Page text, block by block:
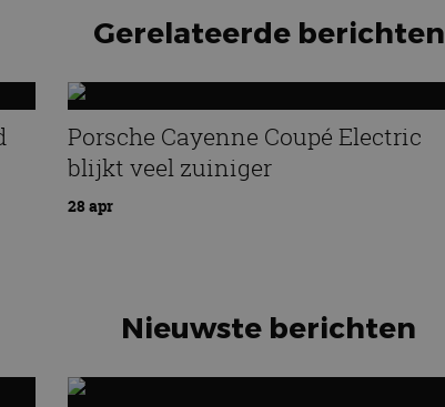
Gerelateerde berichten
Porsche Cayenne Coupé Electric
blijkt veel zuiniger
28 apr
Nieuwste berichten